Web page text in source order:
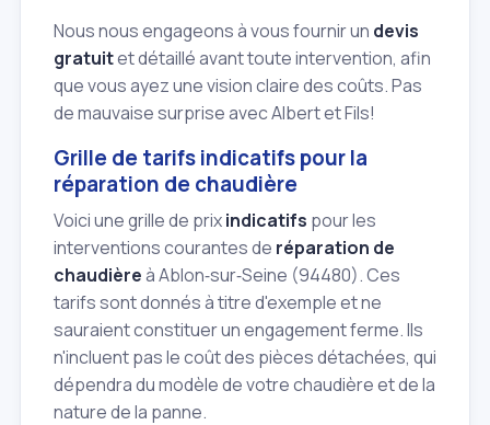
Nous nous engageons à vous fournir un devis
gratuitet détaillé avant toute intervention, afin
que vous ayez une vision claire des coûts. Pas
de mauvaise surprise avec Albert et Fils!
Grille de tarifs indicatifs pour la
réparation de chaudière
Voici une grille de prixindicatifs pour les
interventions courantes de réparation de
chaudièreà Ablon‑sur‑Seine (94480). Ces
tarifs sont donnés à titre d'exemple et ne
sauraient constituer un engagement ferme. Ils
n'incluent pas le coût des pièces détachées, qui
dépendra du modèle de votre chaudière et de la
nature de la panne.